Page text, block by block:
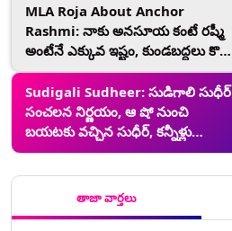
MLA Roja About Anchor
Rashmi: నాకు అనసూయ కంటే రష్మీ
అంటేనే ఎక్కువ ఇష్టం, కుండబద్దలు కొట్టి
చెప్పి ఎమ్మెల్యే రోజా, కారణం ఏంటో
తెలిస్తే షాక్ తింటారు...
Sudigali Sudheer: సుడిగాలి సుధీర్
సంచలన నిర్ణయం, ఆ షో నుంచి
బయటకు వచ్చిన సుధీర్, కన్నీళ్లు
పెట్టుకున్న రష్మీ, ప్రియమణి, ఏం
జరిగిందటే...
తాజా వార్తలు